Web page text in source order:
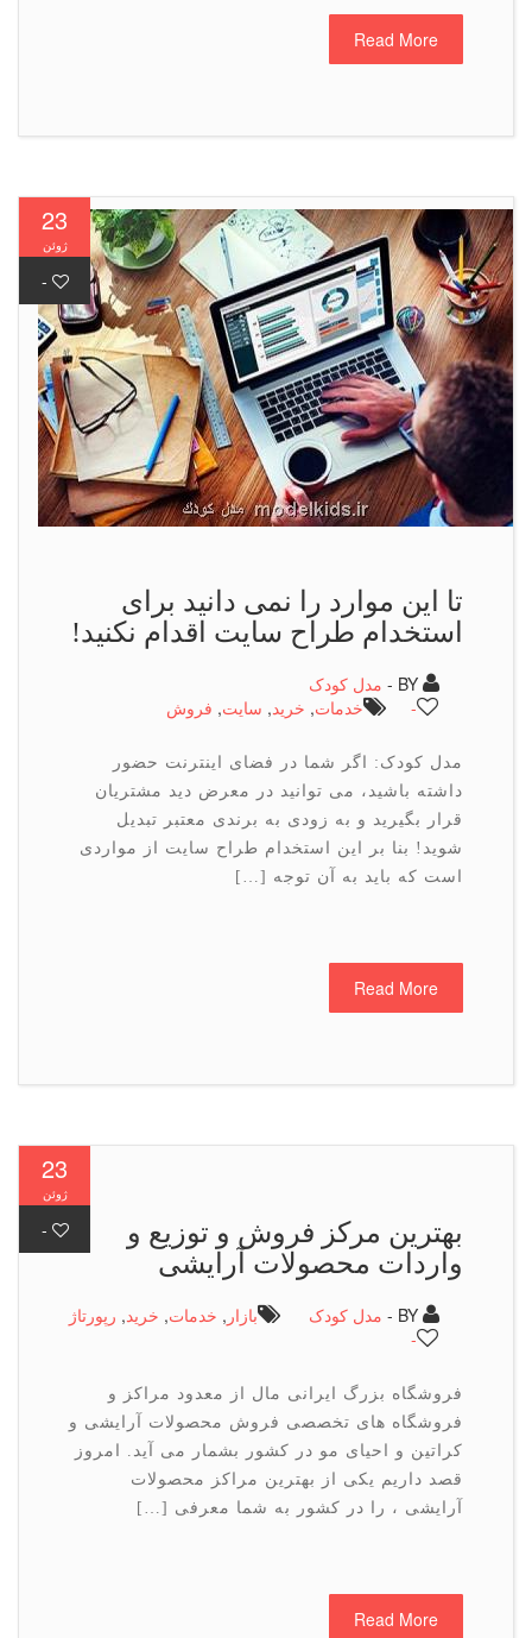
Read More
23
ژوئن
-
تا این موارد را نمی دانید برای
استخدام طراح سایت اقدام نكنید!
مدل کودک
خدمات,خرید,سایت,فروش
مدل کودک: اگر شما در فضای اینترنت حضور
داشته باشید، می توانید در معرض دید مشتریان
قرار بگیرید و به زودی به برندی معتبر تبدیل
شوید! بنا بر این استخدام طراح سایت از مواردی
است که باید به آن توجه […]
Read More
بهترین مركز فروش و توزیع و
واردات محصولات آرایشی
مدل کودک بازار ,خدمات , خرید,رپورتاژ
فروشگاه بزرگ ایرانی مال از معدود مراکز و
فروشگاه های تخصصی فروش محصولات آرایشی و
کراتین و احیای مو در کشور بشمار می آید. امروز
قصد داریم یکی از بهترین مراکز محصولات
آرایشی ، را در کشور به شما معرفی […]
Read More